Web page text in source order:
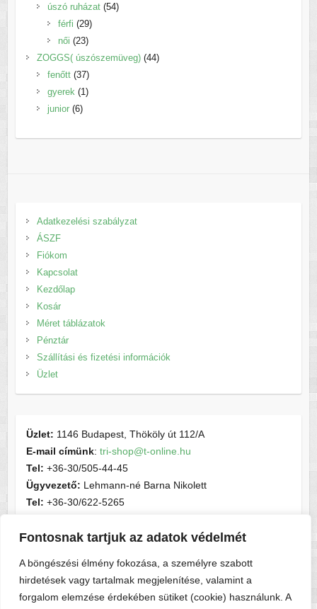
Fontosnak tartjuk az adatok védelmét
A böngészési élmény fokozása, a személyre szabott
hirdetések vagy tartalmak megjelenítése, valamint a
forgalom elemzése érdekében sütiket (cookie) használunk. A
termék
úszó ruházat 5454
férfi 2929
termék
női 2323
termék
ZOGGS( úszószemüveg) 4444
fenőtt 3737
termék
gyerek 11
junior 66
Adatkezelési szabályzat
ÁSZF
Fiókom
Kapcsolat
Kezdőlap
Kosár
Méret táblázatok
Pénztár
Szállítási és fizetési információk
Üzlet
Üzlet: 1146 Budapest, Thököly út 112/A
E-mail címünk: tri-shop@t-online.hu
Tel: +36-30/505-44-45
Ügyvezető: Lehmann-né Barna Nikolett
Tel: +36-30/622-5265
Cégjegyzékszám:cg05-06-015156